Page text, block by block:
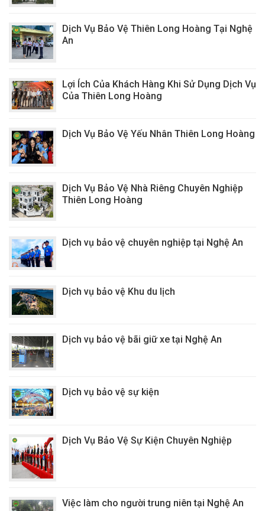
Dịch Vụ Bảo Vệ Thiên Long Hoàng Tại Nghệ
An
Lợi Ích Của Khách Hàng Khi Sử Dụng Dịch Vụ
Của Thiên Long Hoàng
Dịch Vụ Bảo Vệ Yếu Nhân Thiên Long Hoàng
Dịch Vụ Bảo Vệ Nhà Riêng Chuyên Nghiệp
Thiên Long Hoàng
Dịch vụ bảo vệ chuyên nghiệp tại Nghệ An
Dịch vụ bảo vệ Khu du lịch
Dịch vụ bảo vệ bãi giữ xe tại Nghệ An
Dịch vụ bảo vệ sự kiện
Dịch Vụ Bảo Vệ Sự Kiện Chuyên Nghiệp
Việc làm cho người trung niên tại Nghệ An